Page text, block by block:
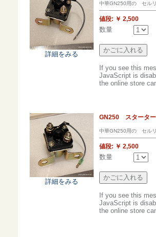
詳細をみる
中華GN250用の セル
値段: ￥ 2,500
数量
If you see this
JavaScript is
the online store
詳細をみる
GN250 スタータ
中華GN250用の セル
値段: ￥ 2,500
数量
If you see this
JavaScript is
the online store